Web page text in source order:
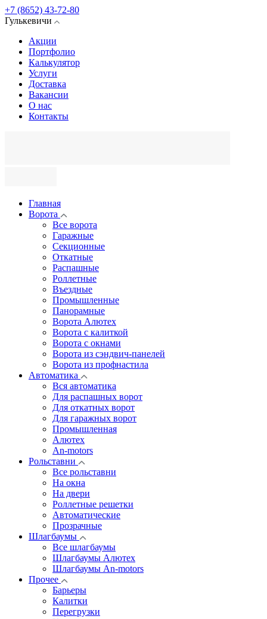
+7 (8652) 43-72-80
Гулькевичи
Акции
Портфолио
Калькулятор
Услуги
Доставка
Вакансии
О нас
Контакты
Главная
Ворота
Все ворота
Гаражные
Секционные
Откатные
Распашные
Роллетные
Въездные
Промышленные
Панорамные
Ворота Алютех
Ворота с калиткой
Ворота c окнами
Ворота из сэндвич-панелей
Ворота из профнастила
Автоматика
Вся автоматика
Для распашных ворот
Для откатных ворот
Для гаражных ворот
Промышленная
Алютех
An-motors
Рольставни
Все рольставни
На окна
На двери
Роллетные решетки
Автоматические
Прозрачные
Шлагбаумы
Все шлагбаумы
Шлагбаумы Алютех
Шлагбаумы An-motors
Прочее
Барьеры
Калитки
Перегрузки